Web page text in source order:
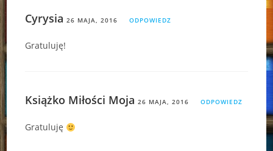
Cyrysia 26 MAJA, 2016 ODPOWIEDZ
Gratuluję!
Książko Miłości Moja 26 MAJA, 2016 ODPOWIEDZ
Gratuluję